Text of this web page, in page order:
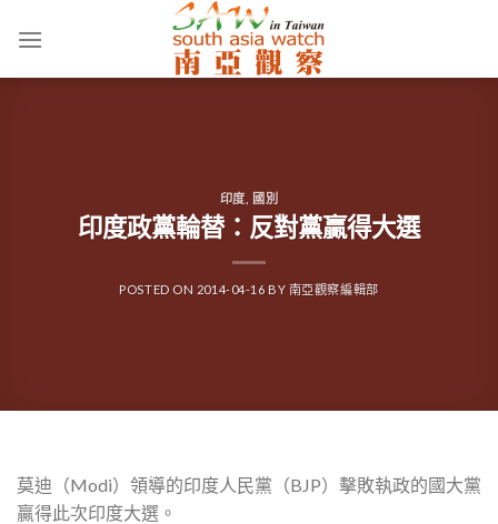
印度 國別
印度政黨輪替：反對黨贏得大選
POSTED ON 2014-04-16 BY 南亞觀察編輯部
莫迪（Modi）領導的印度人民黨（BJP）擊敗執政的國大黨
贏得此次印度大選。